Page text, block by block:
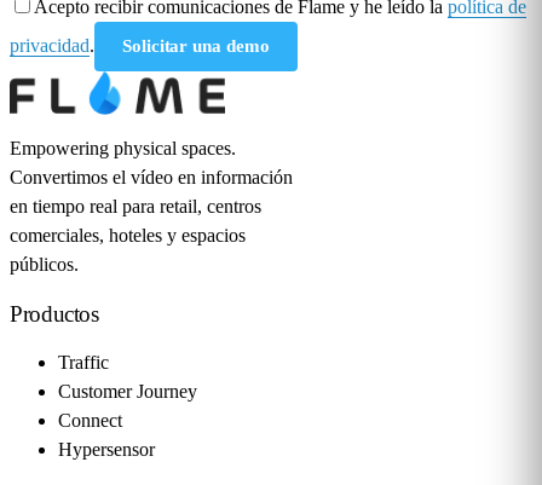
Acepto recibir comunicaciones de Flame y he leído la política de
privacidad. Solicitar una demo
Empowering physical spaces.
Convertimos el vídeo en información
en tiempo real para retail, centros
comerciales, hoteles y espacios
públicos.
Productos
Traffic
Customer Journey
Connect
Hypersensor